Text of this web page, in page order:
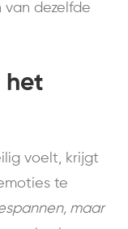
van dezelfde
het
voelt, krijgt
te
maar